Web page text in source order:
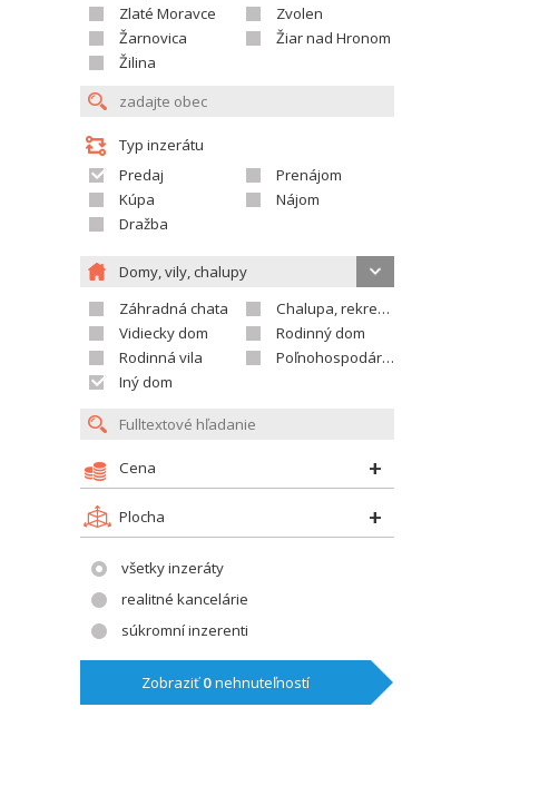
Zlaté Moravce
Zvolen
Žarnovica
Žiar nad Hronom
Žilina
Typ inzerátu
Predaj
Prenájom
Kúpa
Nájom
Dražba
Domy, vily, chalupy
Záhradná chata
Chalupa, rekreačný domček
Vidiecky dom
Rodinný dom
Rodinná vila
Poľnohospodárska usadlosť
Iný dom
Cena
Plocha
všetky inzeráty
realitné kancelárie
súkromní inzerenti
Zobraziť0nehnuteľností